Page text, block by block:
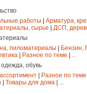
работы
Арматура,
сырье
ДСП,
пиломатериалы
Бензин,
Разное по теме
...
одежда, обувь
Разное по теме
Товары для дома ...